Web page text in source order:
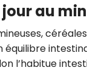
au
l’habitue